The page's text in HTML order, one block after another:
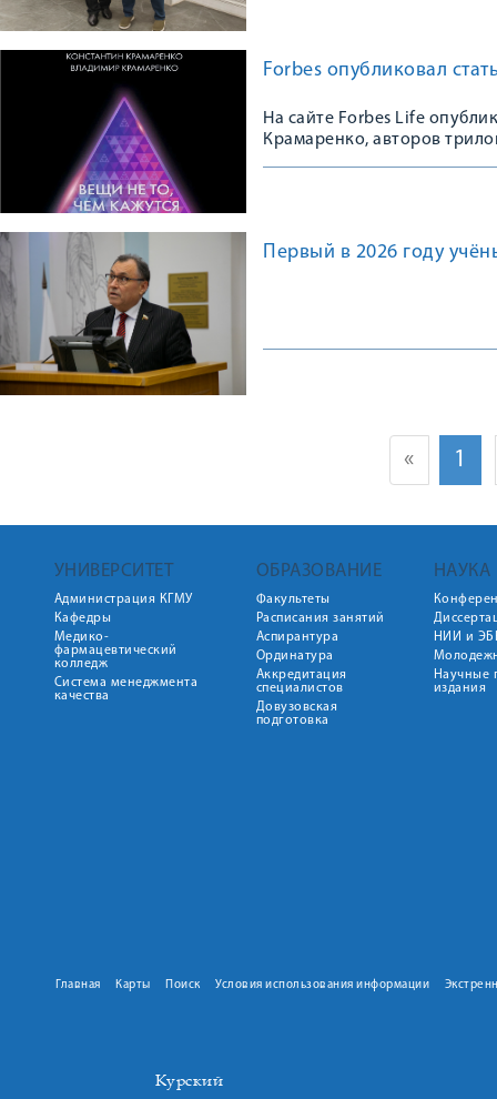
Forbes опубликовал
На сайте Forbes Life
Крамаренко, авторов
Первый в 2026 году
« 1
УНИВЕРСИТЕТ
Администрация КГМУ
Кафедры
Медико-
фармацевтический
колледж
Система менеджмента
качества
ОБРАЗОВАНИЕ
Факультеты
Расписания занятий
Аспирантура
Ординатура
Аккредитация
специалистов
Довузовская
подготовка
НАУКА
НИИ и
Научные
издания
Главная Карты Поиск Условия использования информации
Курский